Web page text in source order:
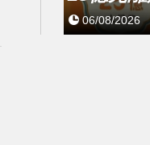
06/08/2026